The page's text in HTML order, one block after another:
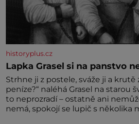
historyplus.cz
Lapka Grasel si na panstvo
Strhne ji z postele, sváže ji a krutě
peníze?“ naléhá Grasel na starou
to neprozradí – ostatně ani
nemá, spokojí se lupič s několika